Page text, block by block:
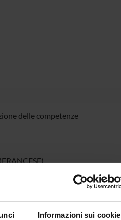
Informazioni sui cookie
delle competenze